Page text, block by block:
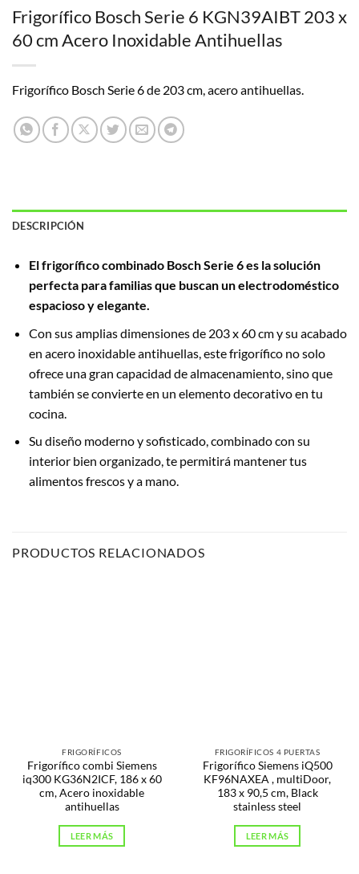
Frigorífico Bosch Serie 6 KGN39AIBT 203 x
60 cm Acero Inoxidable Antihuellas
Frigorífico Bosch Serie 6 de 203 cm, acero antihuellas.
DESCRIPCIÓN
El frigorífico combinado Bosch Serie 6 es la solución
perfecta para familias que buscan un electrodoméstico
espacioso y elegante.
Con sus amplias dimensiones de 203 x 60 cm y su acabado
en acero inoxidable antihuellas, este frigorífico no solo
ofrece una gran capacidad de almacenamiento, sino que
también se convierte en un elemento decorativo en tu
cocina.
Su diseño moderno y sofisticado, combinado con su
interior bien organizado, te permitirá mantener tus
alimentos frescos y a mano.
PRODUCTOS RELACIONADOS
FRIGORÍFICOS
Frigorífico combi Siemens
iq300 KG36N2ICF, 186 x 60
cm, Acero inoxidable
antihuellas
LEER MÁS
FRIGORÍFICOS 4 PUERTAS
Frigorífico Siemens iQ500
KF96NAXEA , multiDoor,
183 x 90,5 cm, Black
stainless steel
LEER MÁS